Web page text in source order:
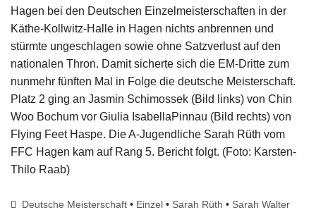
Hagen bei den Deutschen Einzelmeisterschaften in der
Käthe-Kollwitz-Halle in Hagen nichts anbrennen und
stürmte ungeschlagen sowie ohne Satzverlust auf den
nationalen Thron. Damit sicherte sich die EM-Dritte zum
nunmehr fünften Mal in Folge die deutsche Meisterschaft.
Platz 2 ging an Jasmin Schimossek (Bild links) von Chin
Woo Bochum vor Giulia IsabellaPinnau (Bild rechts) von
Flying Feet Haspe. Die A-Jugendliche Sarah Rüth vom
FFC Hagen kam auf Rang 5. Bericht folgt. (Foto: Karsten-
Thilo Raab)
Deutsche Meisterschaft • Einzel • Sarah Rüth • Sarah Walter